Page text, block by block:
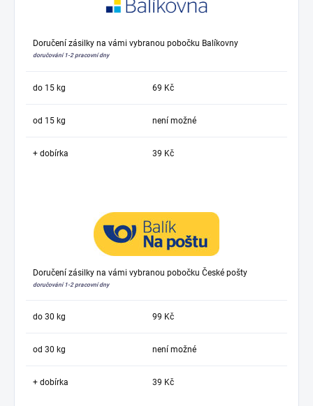
Doručení zásilky na vámi vybranou pobočku Balíkovny
doručování 1-2 pracovní dny
do 15 kg 69 Kč
od 15 kg není možné
+ dobírka 39 Kč
Doručení zásilky na vámi vybranou pobočku České pošty
doručování 1-2 pracovní dny
do 30 kg 99 Kč
od 30 kg není možné
+ dobírka 39 Kč